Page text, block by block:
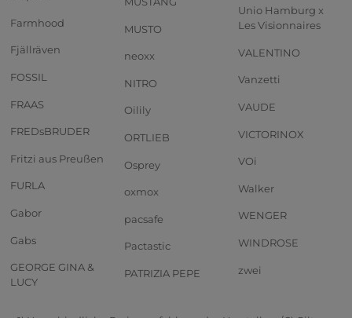
Farmhood
Fjällräven
FOSSIL
FRAAS
FREDsBRUDER
Fritzi aus Preußen
FURLA
Gabor
Gabs
GEORGE GINA &
LUCY
MUSTO
neoxx
NITRO
Oilily
ORTLIEB
Osprey
oxmox
pacsafe
Pactastic
PATRIZIA PEPE
Unio Hamburg x
Les Visionnaires
VALENTINO
Vanzetti
VAUDE
VICTORINOX
VOi
Walker
WENGER
WINDROSE
zwei